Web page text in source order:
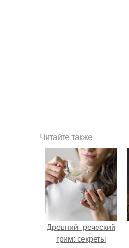
Читайте также
Древний греческий
грим: секреты